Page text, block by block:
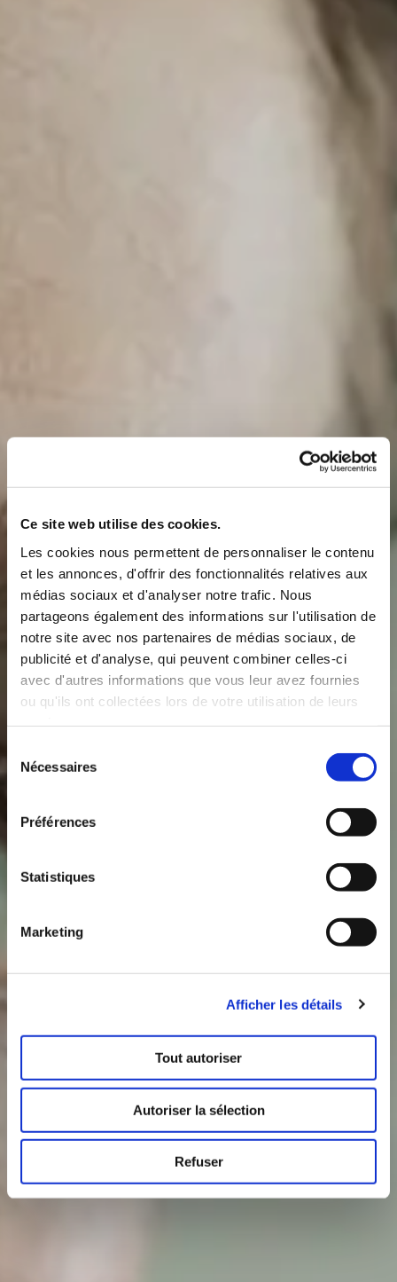
Ce site web utilise des cookies.
Les cookies nous permettent de personnaliser le contenu
et les annonces, d'offrir des fonctionnalités relatives aux
médias sociaux et d'analyser notre trafic. Nous
partageons également des informations sur l'utilisation de
notre site avec nos partenaires de médias sociaux, de
publicité et d'analyse, qui peuvent combiner celles-ci
avec d'autres informations que vous leur avez fournies
ou qu'ils ont collectées lors de votre utilisation de leurs
Nécessaires
Préférences
Statistiques
Marketing
Afficher les détails
Tout autoriser
Autoriser la sélection
Refuser